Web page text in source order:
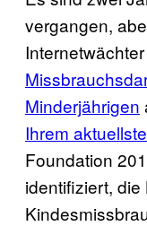
vergangen,
Minderjährigen
Ihrem
Foundation
identifiziert,